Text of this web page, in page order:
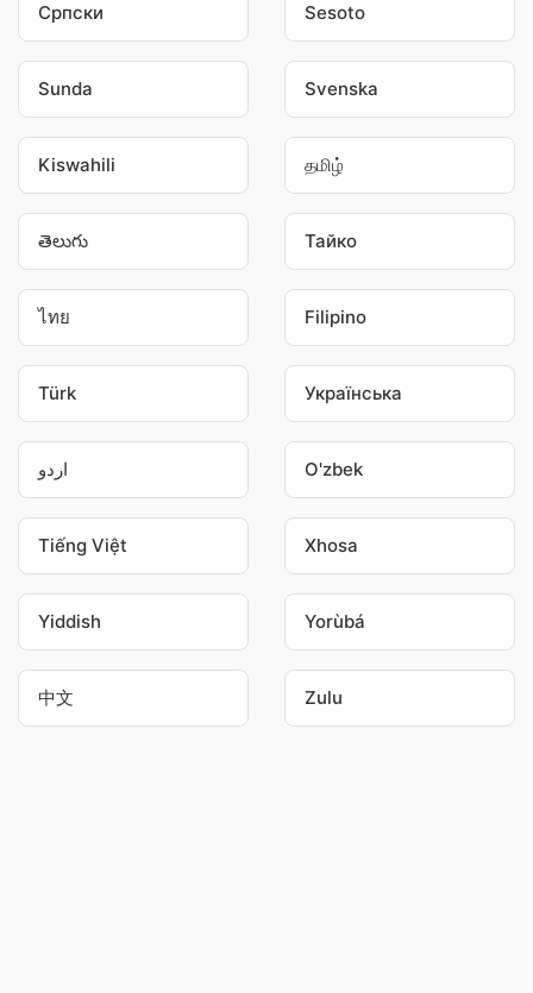
Српски Sesoto
Sunda Svenska
Kiswahili தமிழ்
తెలుగు Тайко
ไทย Filipino
Türk Українська
اردو O'zbek
Tiếng Việt Xhosa
Yiddish Yorùbá
中文 Zulu